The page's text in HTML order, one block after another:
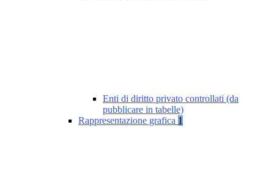
Enti di diritto privato controllati (da
pubblicare in tabelle)
Rappresentazione grafica 1